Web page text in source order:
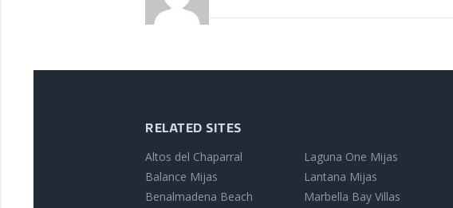
RELATED SITES
Altos del Chaparral
Balance Mijas
Benalmadena Beach
Laguna One Mijas
Lantana Mijas
Marbella Bay Villas